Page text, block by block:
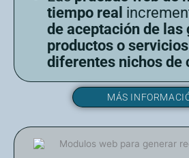
tiempo real
de aceptación de las
productos o
diferentes nichos de
MÁS